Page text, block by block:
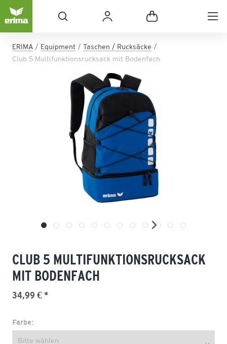
ERIMA Equipment
Taschen / Rucksäcke
Club 5 Multifunktionsrucksack mit Bodenfach
CLUB 5 MULTIFUNKTIONSRUCKSACK
MIT BODENFACH
34,99 € *
Farbe: